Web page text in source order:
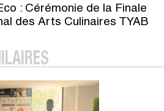
: Cérémonie de la Finale
des Arts Culinaires TYAB